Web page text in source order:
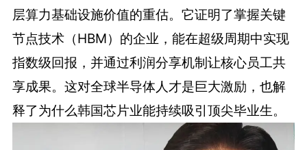
层算力基础设施价值的重估。它证明了掌握关键
节点技术（HBM）的企业，能在超级周期中实现
指数级回报，并通过利润分享机制让核心员工共
享成果。这对全球半导体人才是巨大激励，也解
释了为什么韩国芯片业能持续吸引顶尖毕业生。